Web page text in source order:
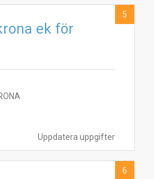
Uppdatera uppgifter
ek för
5
6